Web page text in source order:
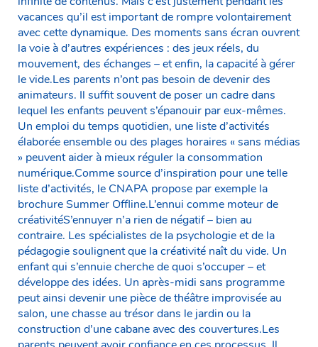
vacances qu’il est important de rompre volontairement
avec cette dynamique. Des moments sans écran ouvrent
la voie à d’autres expériences : des jeux réels, du
mouvement, des échanges – et enfin, la capacité à gérer
le vide.Les parents n’ont pas besoin de devenir des
animateurs. Il suffit souvent de poser un cadre dans
lequel les enfants peuvent s’épanouir par eux-mêmes.
Un emploi du temps quotidien, une liste d’activités
élaborée ensemble ou des plages horaires « sans médias
» peuvent aider à mieux réguler la consommation
numérique.Comme source d’inspiration pour une telle
liste d’activités, le CNAPA propose par exemple la
brochure Summer Offline.L’ennui comme moteur de
créativitéS’ennuyer n’a rien de négatif – bien au
contraire. Les spécialistes de la psychologie et de la
pédagogie soulignent que la créativité naît du vide. Un
enfant qui s’ennuie cherche de quoi s’occuper – et
développe des idées. Un après-midi sans programme
peut ainsi devenir une pièce de théâtre improvisée au
salon, une chasse au trésor dans le jardin ou la
construction d’une cabane avec des couvertures.Les